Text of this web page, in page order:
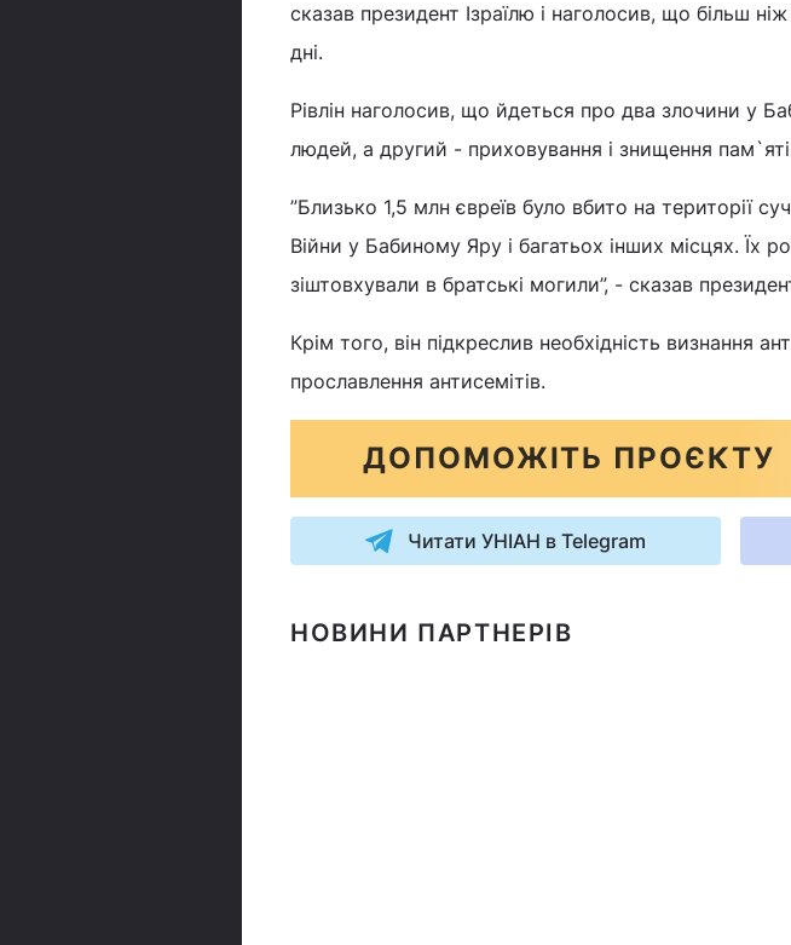
сказав президент Ізраїлю і наголосив, що більш
дні.
Рівлін наголосив, що йдеться про два злочини у
людей, а другий - приховування і знищення
”Близько 1,5 млн євреїв було вбито на території
Війни у Бабиному Яру і багатьох інших місцях. Їх
зіштовхували в братські могили”, - сказав
Крім того, він підкреслив необхідність визнання
прославлення антисемітів.
ДОПОМОЖІТЬ ПРОЄКТУ
Читати УНІАН в Telegram
НОВИНИ ПАРТНЕРІВ